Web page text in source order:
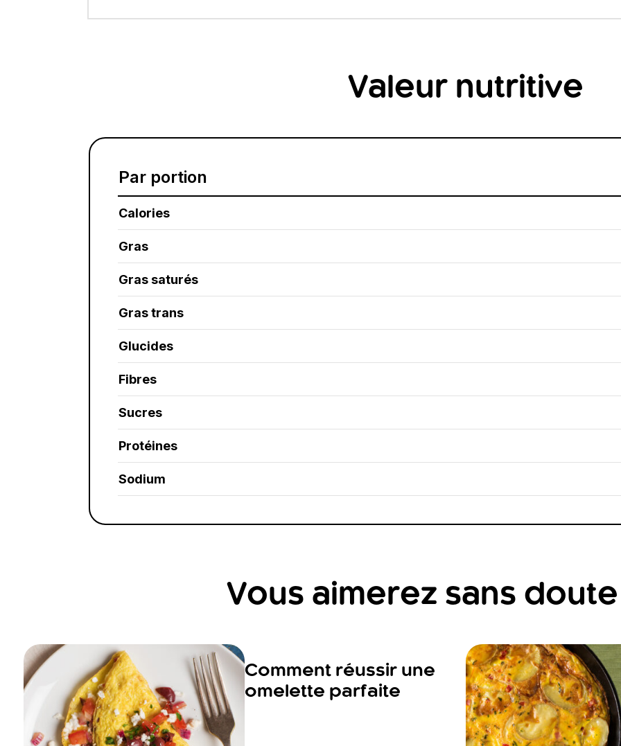
Valeur nutritive
Par portion
Calories
Gras
Gras saturés
Gras trans
Glucides
Fibres
Sucres
Protéines
Sodium
Vous aimerez sans
Comment réussir une
omelette parfaite